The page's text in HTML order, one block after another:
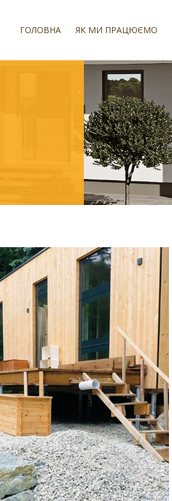
ГОЛОВНА ЯК МИ ПРАЦЮЄМО